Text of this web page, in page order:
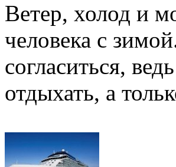
Ветер, холод и
человека с
согласиться,
отдыхать, а